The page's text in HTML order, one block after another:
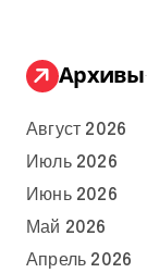
Архивы
Август 2026
Июль 2026
Июнь 2026
Май 2026
Апрель 2026